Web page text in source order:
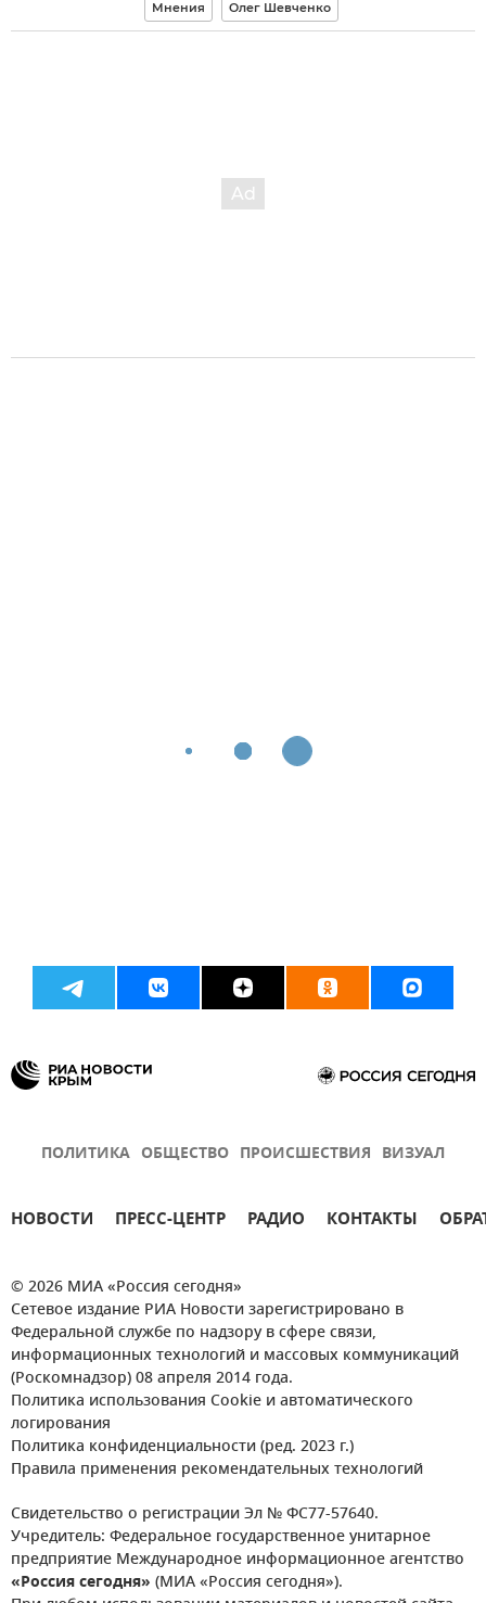
Мнения Олег Шевченко
ПОЛИТИКА ОБЩЕСТВО ПРОИСШЕСТВИЯ ВИЗУАЛ
НОВОСТИ ПРЕСС-ЦЕНТР РАДИО КОНТАКТЫ
© 2026 МИА «Россия сегодня»
Сетевое издание РИА Новости зарегистрировано в
Федеральной службе по надзору в сфере связи,
информационных технологий и массовых коммуникаций
(Роскомнадзор) 08 апреля 2014 года.
Политика использования Cookie и автоматического
логирования
Политика конфиденциальности (ред. 2023 г.)
Правила применения рекомендательных технологий
Свидетельство о регистрации Эл № ФС77-57640.
Учредитель: Федеральное государственное унитарное
предприятие Международное информационное агентство
«Россия сегодня» (МИА «Россия сегодня»).